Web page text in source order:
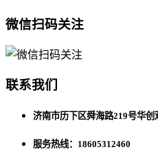
微信扫码关注
联系我们
济南市历下区舜海路219号华创
服务热线：18605312460